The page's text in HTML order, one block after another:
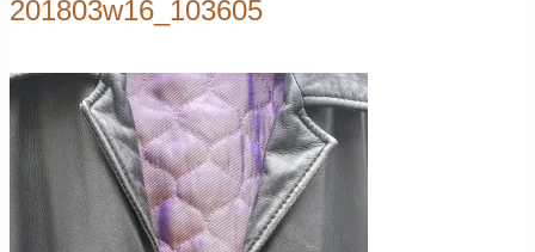
201803w16_103605